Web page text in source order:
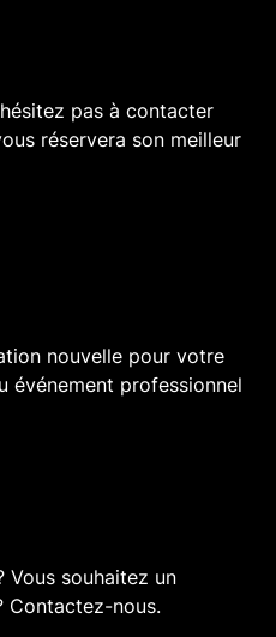
pas à contacter
réservera son meilleur
nouvelle pour votre
événement professionnel
Vous souhaitez un
Contactez-nous.